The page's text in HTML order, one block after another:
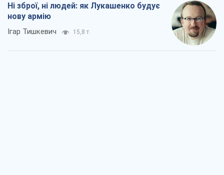
Ні зброї, ні людей: як Лукашенко будує
нову армію
Ігар Тишкевич 15,8 т.